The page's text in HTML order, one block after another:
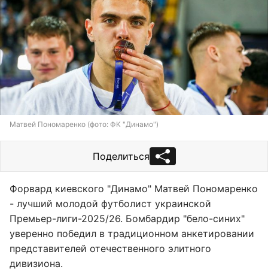
Матвей Пономаренко (фото: ФК "Динамо")
Поделиться
Форвард киевского "Динамо" Матвей Пономаренко
- лучший молодой футболист украинской
Премьер-лиги-2025/26. Бомбардир "бело-синих"
уверенно победил в традиционном анкетировании
представителей отечественного элитного
дивизиона.